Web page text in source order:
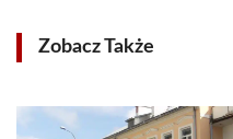
Zobacz Także